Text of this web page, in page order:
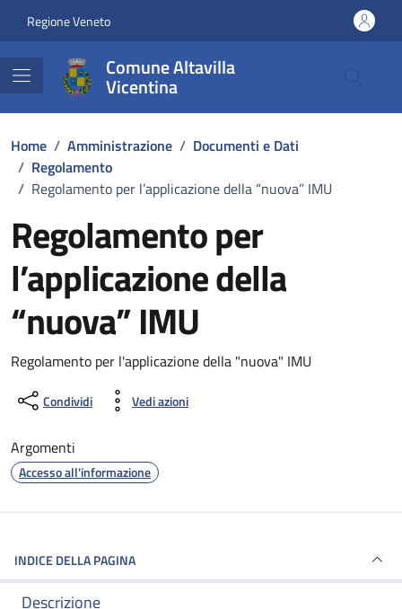
Regione Veneto
Comune Altavilla
Vicentina
Home / Amministrazione / Documenti e Dati
/ Regolamento
/ Regolamento per l’applicazione della “nuova” IMU
Regolamento per
l’applicazione della
“nuova” IMU
Dettagli del documento
Regolamento per l'applicazione della "nuova" IMU
Condividi Vedi azioni
Argomenti
Accesso all'informazione
INDICE DELLA PAGINA
Descrizione